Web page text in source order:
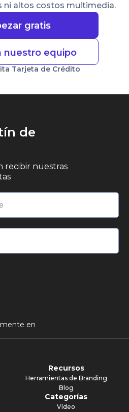
ni altos costos multimedia.
gratis
nuestro equipo
Tarjeta de Crédito
de
recibir nuestras
en
Recursos
Herramientas de Branding
Blog
Categorías
Vídeo